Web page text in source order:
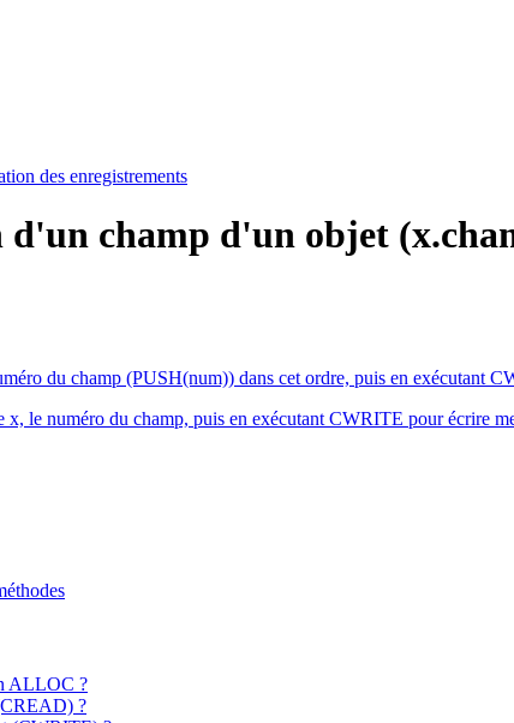
des enregistrements
champ d'un objet
du champ (PUSH(num)) dans cet ordre, puis en exécutant
x, le numéro du champ, puis en exécutant CWRITE pour écrire
ALLOC ?
?